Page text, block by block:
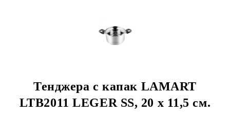
Тенджера с капак LAMART
LTB2011 LEGER SS, 20 х 11,5 см.